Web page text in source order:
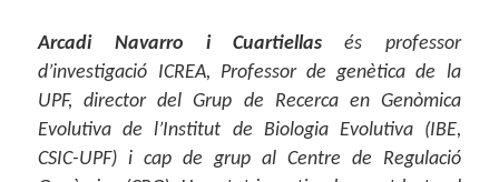
Arcadi Navarro i Cuartiellas és professor
d’investigació ICREA, Professor de genètica de la
UPF, director del Grup de Recerca en Genòmica
Evolutiva de l’Institut de Biologia Evolutiva (IBE,
CSIC-UPF) i cap de grup al Centre de Regulació